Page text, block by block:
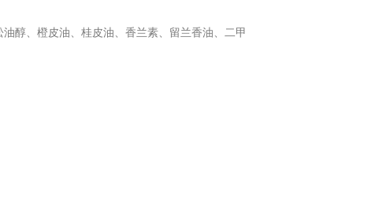
醇、橙皮油、桂皮油、香兰素、留兰香油、二甲